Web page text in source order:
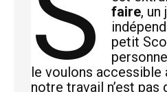
faire, un
petit
le voulons accessible
notre travail n’est pas